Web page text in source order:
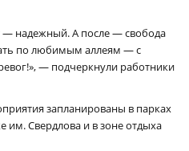
надежный. А после — свобода
по любимым аллеям — с
— подчеркнули работники
запланированы в парках
им. Свердлова и в зоне отдыха